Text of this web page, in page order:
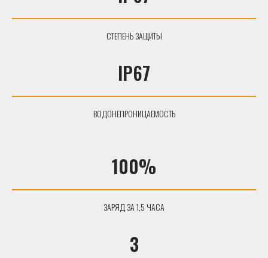
СТЕПЕНЬ ЗАЩИТЫ
IP67
ВОДОНЕПРОНИЦАЕМОСТЬ
100%
ЗАРЯД ЗА 1,5 ЧАСА
3